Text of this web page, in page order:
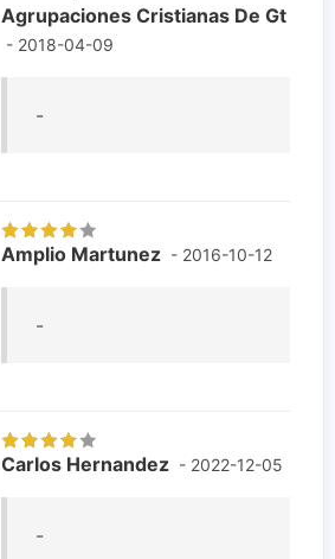
Agrupaciones Cristianas De Gt
- 2018-04-09
-
Amplio Martunez - 2016-10-12
-
Carlos Hernandez - 2022-12-05
-